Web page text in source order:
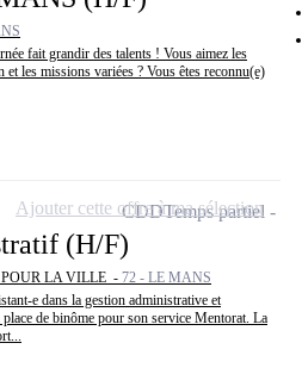
fait grandir des talents ! Vous aimez les
les missions variées ? Vous êtes reconnu(e)
(H/F)
LA VILLE - 72 - LE MANS
e dans la gestion administrative et
de binôme pour son service Mentorat. La
CDDTemps partiel
Ajouter cette offre à ma sélection